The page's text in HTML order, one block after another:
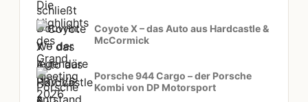
Coyote X – das Auto aus Hardcastle &
McCormick
Porsche 944 Cargo – der Porsche
Kombi von DP Motorsport